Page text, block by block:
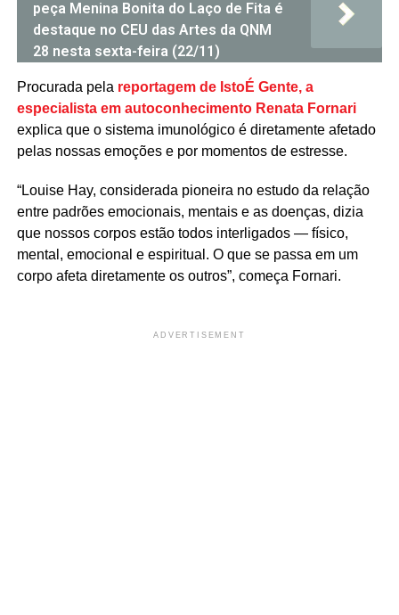
peça Menina Bonita do Laço de Fita é
destaque no CEU das Artes da QNM
28 nesta sexta-feira (22/11)
Procurada pela reportagem de IstoÉ Gente, a
especialista em autoconhecimento Renata Fornari
explica que o sistema imunológico é diretamente afetado
pelas nossas emoções e por momentos de estresse.
“Louise Hay, considerada pioneira no estudo da relação
entre padrões emocionais, mentais e as doenças, dizia
que nossos corpos estão todos interligados — físico,
mental, emocional e espiritual. O que se passa em um
corpo afeta diretamente os outros”, começa Fornari.
ADVERTISEMENT